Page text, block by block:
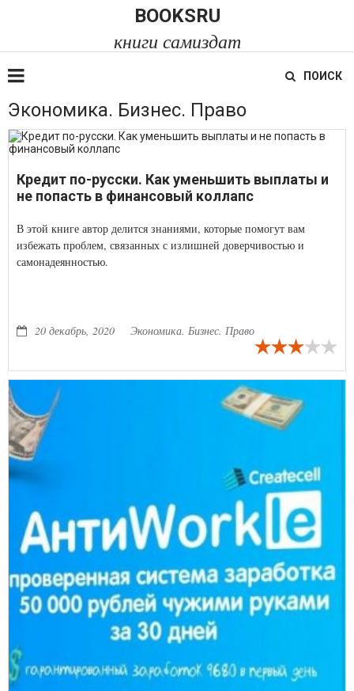
BOOKSRU
книги самиздат
ПОИСК
Экономика. Бизнес. Право
Кредит по-русски. Как уменьшить выплаты и
не попасть в финансовый коллапс
В этой книге автор делится знаниями, которые помогут вам
избежать проблем, связанных с излишней доверчивостью и
самонадеянностью.
20 декабрь, 2020 Экономика. Бизнес. Право